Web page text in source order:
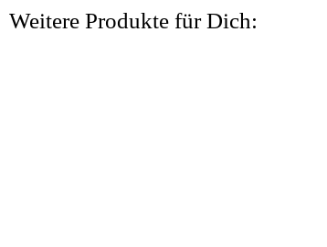
Weitere Produkte für Dich: